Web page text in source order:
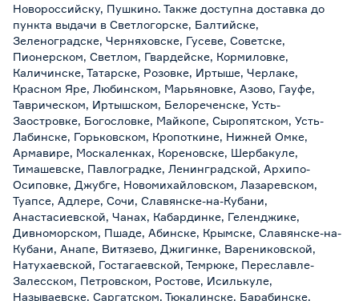
Новороссийску, Пушкино. Также доступна доставка до
пункта выдачи в Светлогорске, Балтийске,
Зеленоградске, Черняховске, Гусеве, Советске,
Пионерском, Светлом, Гвардейске, Кормиловке,
Каличинске, Татарске, Розовке, Иртыше, Черлаке,
Красном Яре, Любинском, Марьяновке, Азово, Гауфе,
Таврическом, Иртышском, Белореченске, Усть-
Заостровке, Богословке, Майкопе, Сыропятском, Усть-
Лабинске, Горьковском, Кропоткине, Нижней Омке,
Армавире, Москаленках, Кореновске, Шербакуле,
Тимашевске, Павлоградке, Ленинградской, Архипо-
Осиповке, Джубге, Новомихайловском, Лазаревском,
Туапсе, Адлере, Сочи, Славянске-на-Кубани,
Анастасиевской, Чанах, Кабардинке, Геленджике,
Дивноморском, Пшаде, Абинске, Крымске, Славянске-на-
Кубани, Анапе, Витязево, Джигинке, Варениковской,
Натухаевской, Гостагаевской, Темрюке, Переславле-
Залесском, Петровском, Ростове, Исилькуле,
Называевске, Саргатском, Тюкалинске, Барабинске,